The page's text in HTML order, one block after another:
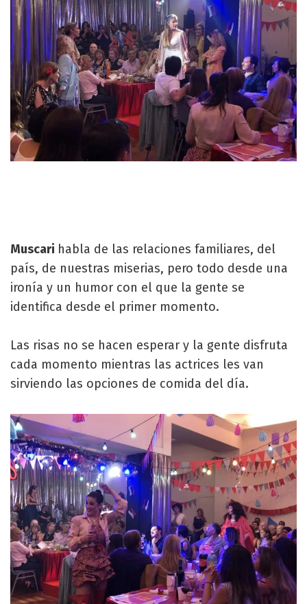
Muscari habla de las relaciones familiares, del
país, de nuestras miserias, pero todo desde una
ironía y un humor con el que la gente se
identifica desde el primer momento.
Las risas no se hacen esperar y la gente disfruta
cada momento mientras las actrices les van
sirviendo las opciones de comida del día.